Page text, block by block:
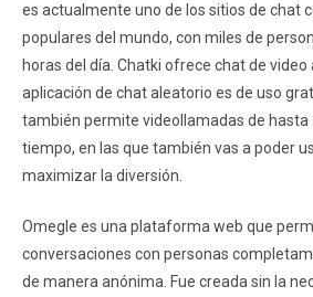
es actualmente uno de los sitios de chat
populares del mundo, con miles de
horas del día. Chatki ofrece chat de
aplicación de chat aleatorio es de uso
también permite videollamadas de hasta
tiempo, en las que también vas a poder
maximizar la diversión.
Omegle es una plataforma web que
conversaciones con personas
de manera anónima. Fue creada sin la